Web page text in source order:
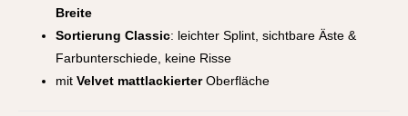
Breite
Sortierung Classic: leichter Splint, sichtbare Äste &
Farbunterschiede, keine Risse
mitVelvet mattlackierterOberfläche